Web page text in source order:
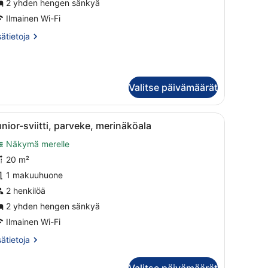
2 yhden hengen sänkyä
Ilmainen Wi-Fi
Valitse päivämäärät
sänky, parveke ulkokalusteineen ja näkymä kaupunkiin.
Moderni hotellihuone, jossa on suuri
6 sviitti, parveke, merinäköala
Näkymä merelle
20 m²
1 makuuhuone
2 henkilöä
2 yhden hengen sänkyä
Ilmainen Wi-Fi